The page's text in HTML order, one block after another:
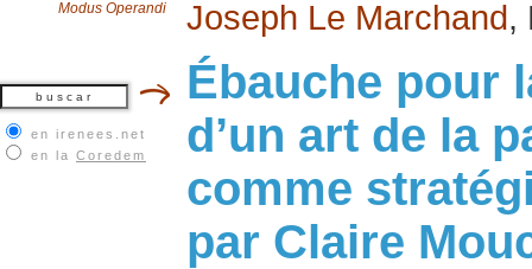
Modus Operandi
en irenees.net
en la Coredem
Joseph Le Marchand,
Ébauche pour
d’un art de la
comme
par Claire